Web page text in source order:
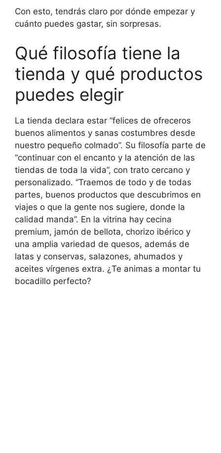
Con esto, tendrás claro por dónde empezar y
cuánto puedes gastar, sin sorpresas.
Qué filosofía tiene la
tienda y qué productos
puedes elegir
La tienda declara estar “felices de ofreceros
buenos alimentos y sanas costumbres desde
nuestro pequeño colmado”. Su filosofía parte de
“continuar con el encanto y la atención de las
tiendas de toda la vida”, con trato cercano y
personalizado. “Traemos de todo y de todas
partes, buenos productos que descubrimos en
viajes o que la gente nos sugiere, donde la
calidad manda”. En la vitrina hay cecina
premium, jamón de bellota, chorizo ibérico y
una amplia variedad de quesos, además de
latas y conservas, salazones, ahumados y
aceites vírgenes extra. ¿Te animas a montar tu
bocadillo perfecto?